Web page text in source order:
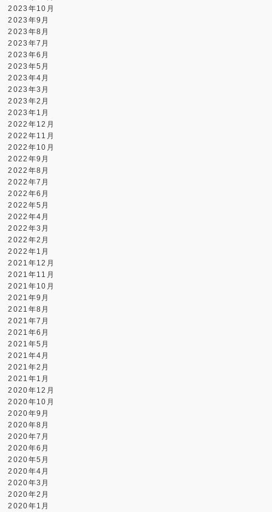
2023年10月
2023年9月
2023年8月
2023年7月
2023年6月
2023年5月
2023年4月
2023年3月
2023年2月
2023年1月
2022年12月
2022年11月
2022年10月
2022年9月
2022年8月
2022年7月
2022年6月
2022年5月
2022年4月
2022年3月
2022年2月
2022年1月
2021年12月
2021年11月
2021年10月
2021年9月
2021年8月
2021年7月
2021年6月
2021年5月
2021年4月
2021年2月
2021年1月
2020年12月
2020年10月
2020年9月
2020年8月
2020年7月
2020年6月
2020年5月
2020年4月
2020年3月
2020年2月
2020年1月